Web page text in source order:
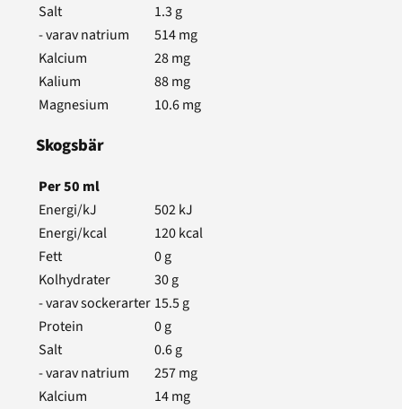
Salt
1.3 g
- varav natrium
514mg
Kalcium
28mg
Kalium
88mg
Magnesium
10.6mg
Skogsbär
Per50 ml
Energi/kJ
502kJ
Energi/kcal
120kcal
Fett
0g
Kolhydrater
30g
- varav sockerarter 15.5g
Protein
0g
Salt
0.6g
- varav natrium
257mg
Kalcium
14mg